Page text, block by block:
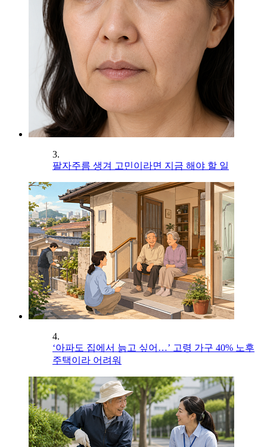
3.
팔자주름 생겨 고민이라면 지금 해야 할 일
4.
‘아파도 집에서 늙고 싶어…’ 고령 가구 40% 노후
주택이라 어려워